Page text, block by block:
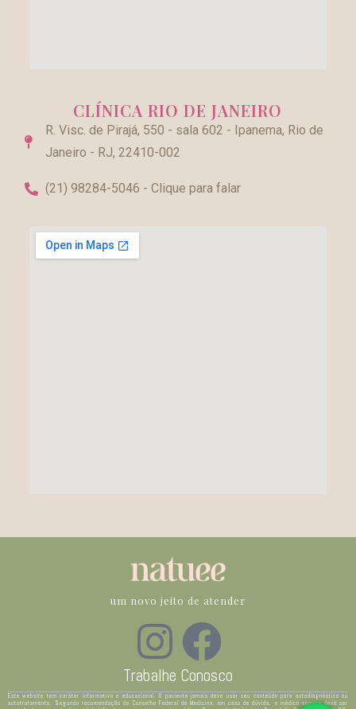
CLÍNICA RIO DE JANEIRO
R. Visc. de Pirajá, 550 - sala 602 - Ipanema, Rio de
Janeiro - RJ, 22410-002
(21) 98284-5046 - Clique para falar
um novo jeito de atender
Trabalhe Conosco
Este website tem caráter informativo e educacional. O paciente jamais deve usar seu conteúdo para autodiagnóstico ou
autotratamento. Segundo recomendação do Conselho Federal de Medicina, em caso de dúvida, o médico sempre deve ser